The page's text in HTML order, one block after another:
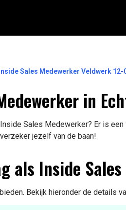
Inside Sales Medewerker Veldwerk 12-
in
Sales Medewerker? Er is
jezelf van de baan!
als Inside
Bekijk hieronder de details